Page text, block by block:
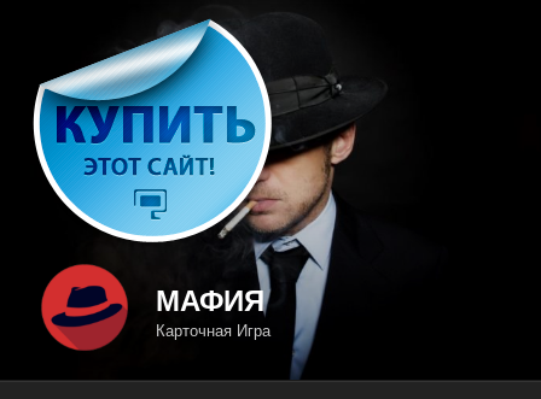
содержимому
МАФИЯ
Карточная Игра